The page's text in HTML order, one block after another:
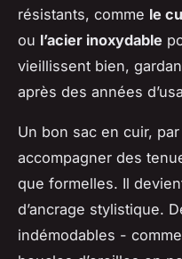
résistants, comme le
ou l’acier inoxydable
vieillissent bien,
après des années
Un bon sac en cuir,
accompagner des
que formelles. Il
d’ancrage stylistique.
indémodables -